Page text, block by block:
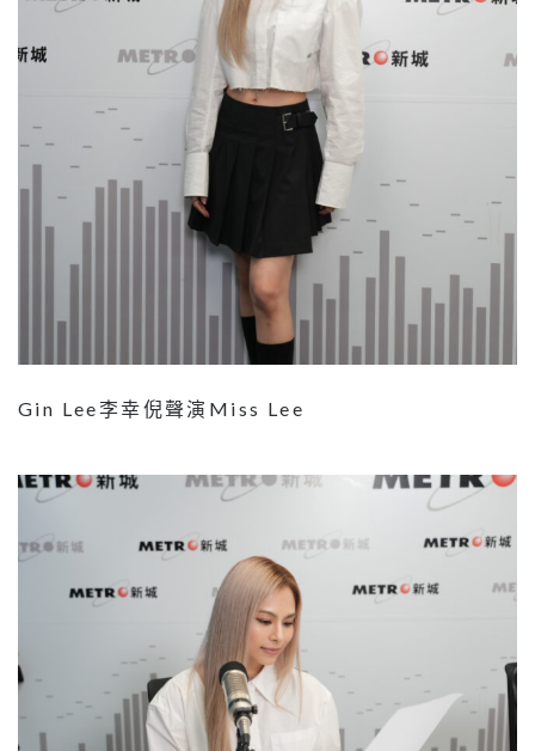
Gin Lee李幸倪聲演Miss Lee